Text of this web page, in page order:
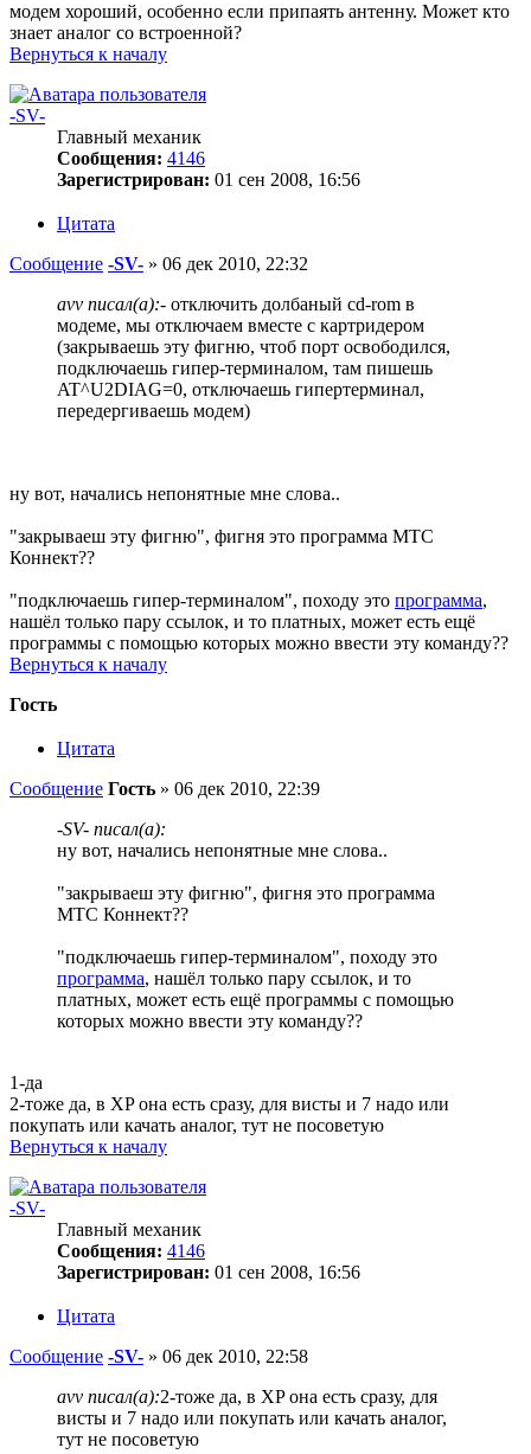
модем хороший, особенно если припаять антенну. Может кто
знает аналог со встроенной?
Вернуться к началу
-SV-
Главный механик
Сообщения: 4146
Зарегистрирован: 01 сен 2008, 16:56
Цитата
Сообщение -SV- » 06 дек 2010, 22:32
avv писал(а):- отключить долбаный cd-rom в
модеме, мы отключаем вместе с картридером
(закрываешь эту фигню, чтоб порт освободился,
подключаешь гипер-терминалом, там пишешь
AT^U2DIAG=0, отключаешь гипертерминал,
передергиваешь модем)
ну вот, начались непонятные мне слова..
"закрываеш эту фигню", фигня это программа МТС
Коннект??
"подключаешь гипер-терминалом", походу это программа,
нашёл только пару ссылок, и то платных, может есть ещё
программы с помощью которых можно ввести эту команду??
Вернуться к началу
Гость
Цитата
Сообщение Гость » 06 дек 2010, 22:39
-SV- писал(а):
ну вот, начались непонятные мне слова..
"закрываеш эту фигню", фигня это программа
МТС Коннект??
"подключаешь гипер-терминалом", походу это
программа, нашёл только пару ссылок, и то
платных, может есть ещё программы с помощью
которых можно ввести эту команду??
1-да
2-тоже да, в XP она есть сразу, для висты и 7 надо или
покупать или качать аналог, тут не посоветую
Вернуться к началу
-SV-
Главный механик
Сообщения: 4146
Зарегистрирован: 01 сен 2008, 16:56
Цитата
Сообщение -SV- » 06 дек 2010, 22:58
avv писал(а):2-тоже да, в XP она есть сразу, для
висты и 7 надо или покупать или качать аналог,
тут не посоветую